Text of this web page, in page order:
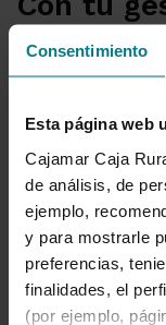
Consentimiento
Esta página web
Cajamar Caja
de análisis, de
ejemplo,
y para mostrarle
preferencias,
finalidades, el
(por ejemplo,
TPV a tu
momento
Desde el
un gestor
que podrás
asesorarte,
solucionar las
Solicitar tu